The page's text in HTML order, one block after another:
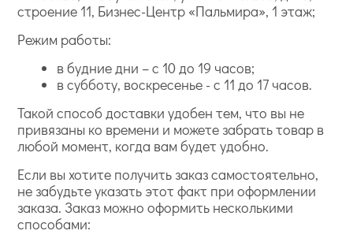
строение 11, Бизнес-Центр «Пальмира», 1 этаж;
Режим работы:
в будние дни – с 10 до 19 часов;
в субботу, воскресенье - с 11 до 17 часов.
Такой способ доставки удобен тем, что вы не
привязаны ко времени и можете забрать товар в
любой момент, когда вам будет удобно.
Если вы хотите получить заказ самостоятельно,
не забудьте указать этот факт при оформлении
заказа. Заказ можно оформить несколькими
способами: